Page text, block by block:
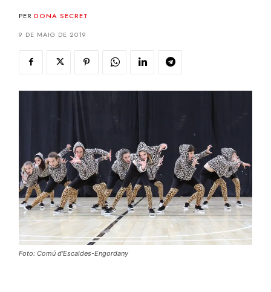
PER DONA SECRET
9 DE MAIG DE 2019
Foto: Comú d'Escaldes-Engordany